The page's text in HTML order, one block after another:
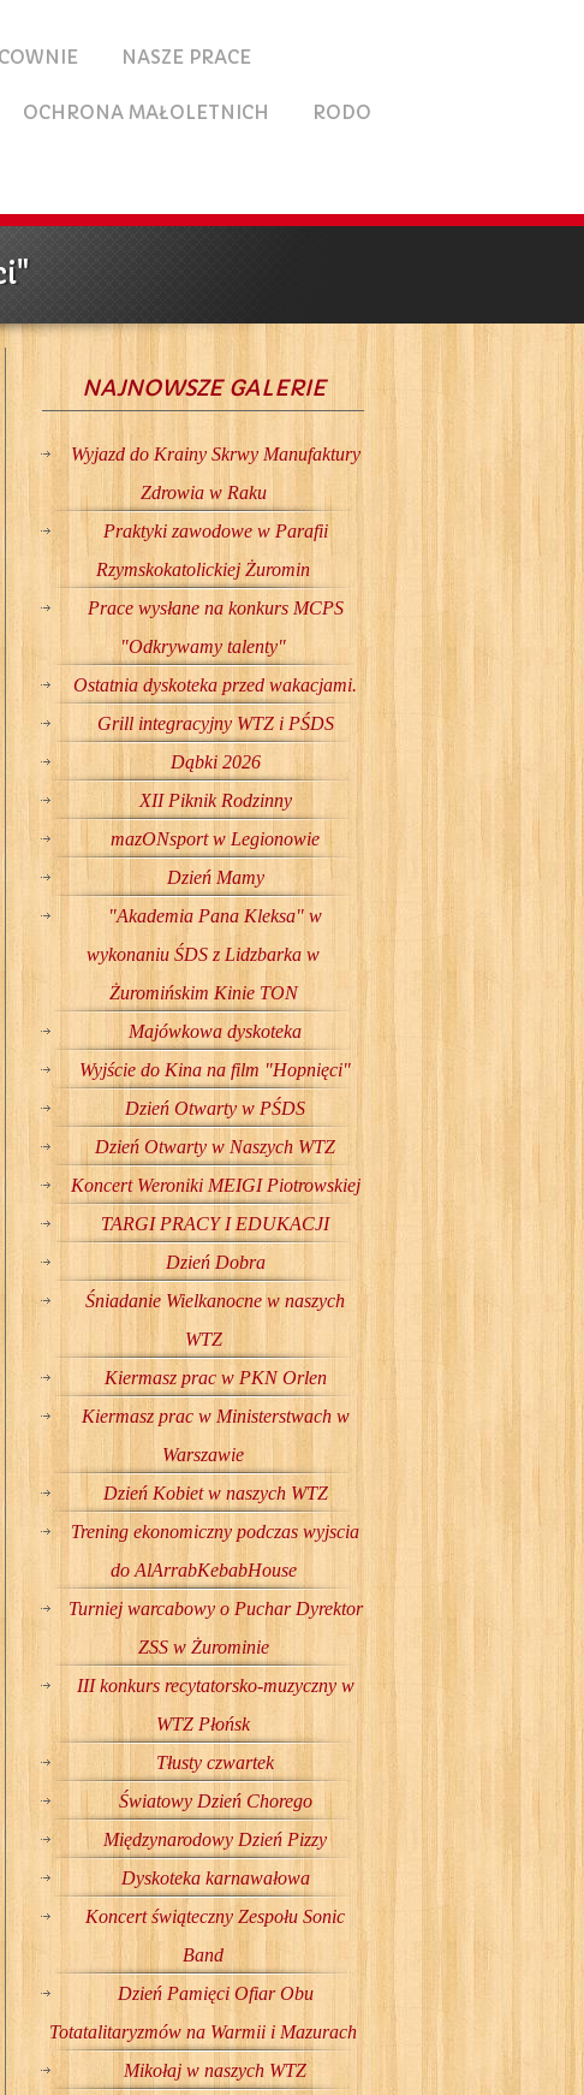
NASZE PRACE
OCHRONA MAŁOLETNICH RODO
NAJNOWSZE GALERIE
Wyjazd do Krainy Skrwy Manufaktury
Zdrowia w Raku
Praktyki zawodowe w Parafii
Rzymskokatolickiej Żuromin
Prace wysłane na konkurs MCPS
"Odkrywamy talenty"
Ostatnia dyskoteka przed wakacjami.
Grill integracyjny WTZ i PŚDS
Dąbki 2026
XII Piknik Rodzinny
mazONsport w Legionowie
Dzień Mamy
"Akademia Pana Kleksa" w
wykonaniu ŚDS z Lidzbarka w
Żuromińskim Kinie TON
Majówkowa dyskoteka
Wyjście do Kina na film "Hopnięci"
Dzień Otwarty w PŚDS
Dzień Otwarty w Naszych WTZ
Koncert Weroniki MEIGI Piotrowskiej
TARGI PRACY I EDUKACJI
Dzień Dobra
Śniadanie Wielkanocne w naszych
WTZ
Kiermasz prac w PKN Orlen
Kiermasz prac w Ministerstwach w
Warszawie
Dzień Kobiet w naszych WTZ
Trening ekonomiczny podczas wyjscia
do AlArrabKebabHouse
Turniej warcabowy o Puchar Dyrektor
ZSS w Żurominie
III konkurs recytatorsko-muzyczny w
WTZ Płońsk
Tłusty czwartek
Światowy Dzień Chorego
Międzynarodowy Dzień Pizzy
Dyskoteka karnawałowa
Koncert świąteczny Zespołu Sonic
Band
Dzień Pamięci Ofiar Obu
Totatalitaryzmów na Warmii i Mazurach
Mikołaj w naszych WTZ